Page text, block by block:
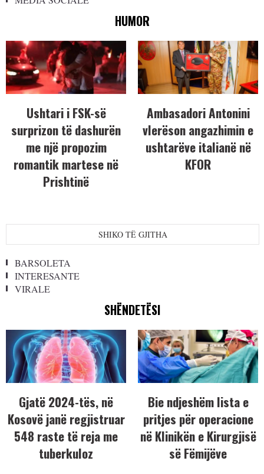
HUMOR
Ushtari i FSK-së
surprizon të dashurën
me një propozim
romantik martese në
Prishtinë
Ambasadori Antonini
vlerëson angazhimin e
ushtarëve italianë në
KFOR
SHIKO TË GJITHA
BARSOLETA
INTERESANTE
VIRALE
SHËNDETËSI
Gjatë 2024-tës, në
Kosovë janë regjistruar
548 raste të reja me
tuberkuloz
Bie ndjeshëm lista e
pritjes për operacione
në Klinikën e Kirurgjisë
së Fëmijëve